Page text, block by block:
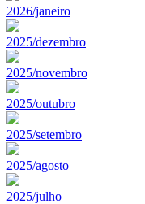
2026/janeiro
2025/dezembro
2025/novembro
2025/outubro
2025/setembro
2025/agosto
2025/julho